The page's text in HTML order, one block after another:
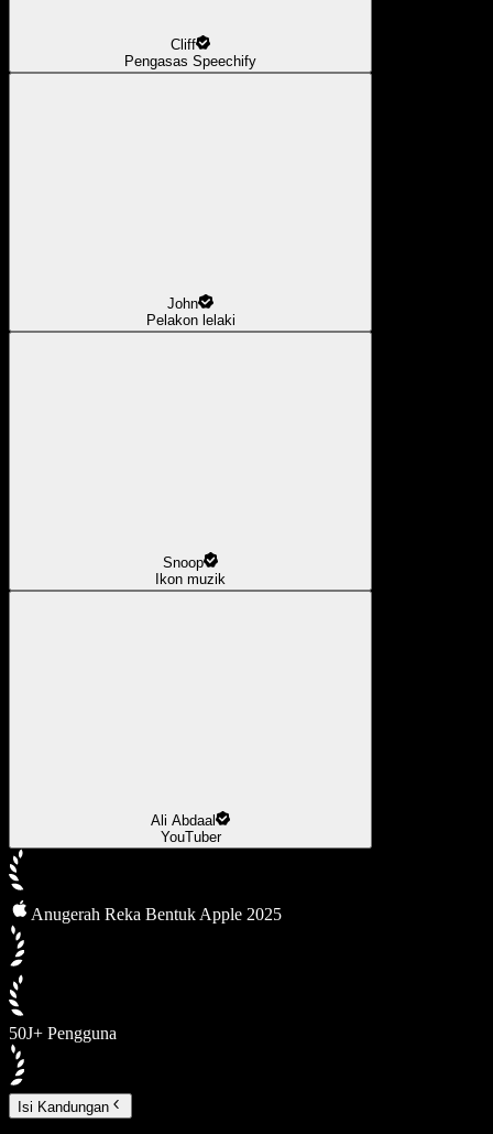
Cliff
Pengasas Speechify
John
Pelakon lelaki
Snoop
Ikon muzik
Ali Abdaal
YouTuber
Anugerah Reka Bentuk Apple 2025
50J+ Pengguna
Isi Kandungan